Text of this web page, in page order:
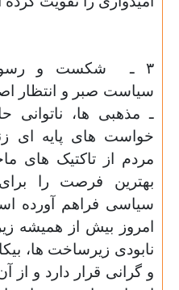
۳ ـ شکست و
سیاست صبر و انتظار
ـ مذهبی ها، ناتوانی
خواست های پایه ای
مردم از تاکتیک های
بهترین فرصت را
سیاسی فراهم آورده
امروز بیش از همیشه
نابودی زیرساخت ها،
و گرانی قرار دارد و